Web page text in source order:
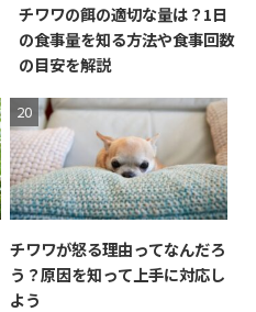
チワワの餌の適切な量は？1日
の食事量を知る方法や食事回数
の目安を解説
チワワが怒る理由ってなんだろ
う？原因を知って上手に対応し
よう